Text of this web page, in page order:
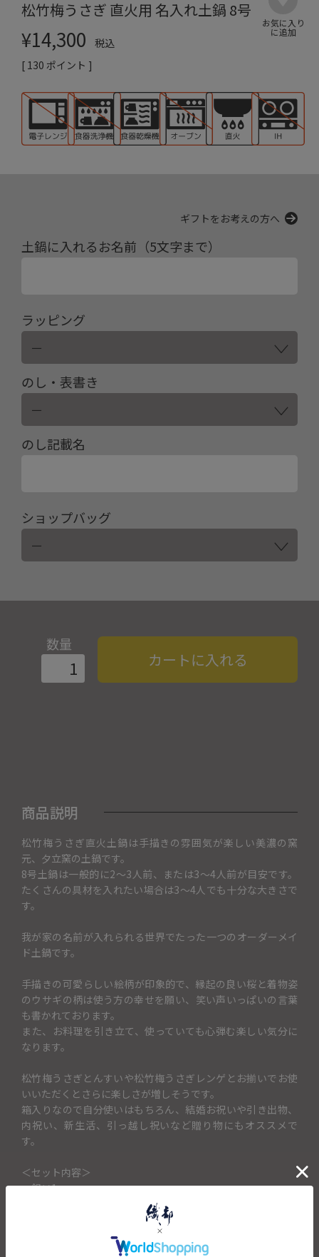
松竹梅うさぎ 直火用 名入れ土鍋 8号
¥14,300
税込
[ 130 ポイント ]
ギフトをお考えの方へ
土鍋に入れるお名前（5文字まで）
ラッピング
のし・表書き
のし記載名
ショップバッグ
数量
カートに入れる
商品説明
松竹梅うさぎ直火土鍋は手描きの雰囲気が楽しい美濃の窯
元、夕立窯の土鍋です。
8号土鍋は一般的に2〜3人前、または3〜4人前が目安です。
たくさんの具材を入れたい場合は3〜4人でも十分な大きさで
す。
我が家の名前が入れられる世界でたった一つのオーダーメイ
ド土鍋です。
手描きの可愛らしい絵柄が印象的で、縁起の良い桜と着物姿
のウサギの柄は使う方の幸せを願い、笑い声いっぱいの言葉
も書かれております。
また、お料理を引き立て、使っていても心弾む楽しい気分に
なります。
松竹梅うさぎとんすいや松竹梅うさぎレンゲとお揃いでお使
いいただくとさらに楽しさが増しそうです。
箱入りなので自分使いはもちろん、結婚お祝いや引き出物、
内祝い、新生活、引っ越し祝いなど贈り物にもオススメで
す。
＜セット内容＞
・鍋×1
土鍋の蓋に記載するお名前を「土鍋に入れるお名前（5文字ま